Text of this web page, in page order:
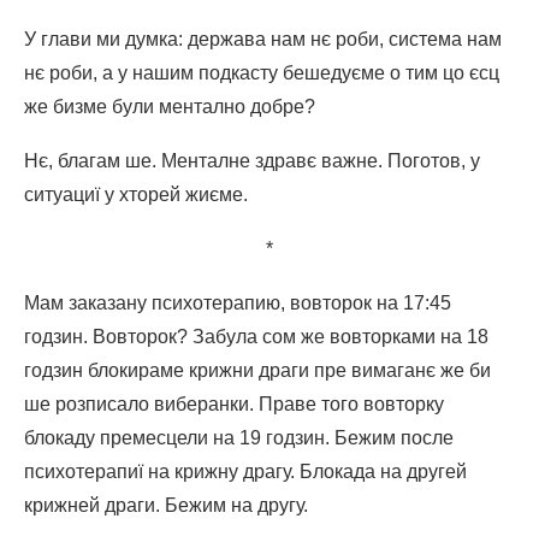
У глави ми думка: держава нам нє роби, система нам
нє роби, а у нашим подкасту бешедуєме о тим цо єсц
же бизме були ментално добре?
Нє, благам ше. Менталне здравє важне. Поготов, у
ситуациї у хторей жиєме.
*
Мам заказану психотерапию, вовторок на 17:45
годзин. Вовторок? Забула сом же вовторками на 18
годзин блокираме крижни драги пре вимаганє же би
ше розписало виберанки. Праве того вовторку
блокаду премесцели на 19 годзин. Бежим после
психотерапиї на крижну драгу. Блокада на другей
крижней драги. Бежим на другу.